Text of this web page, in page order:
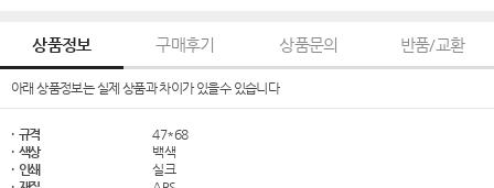
상품정보 구매후기 상품문의 반품/교환
아래 상품정보는 실제 상품과 차이가 있을수 있습니다
· 규격
47*68
· 색상
백색
· 인쇄
실크